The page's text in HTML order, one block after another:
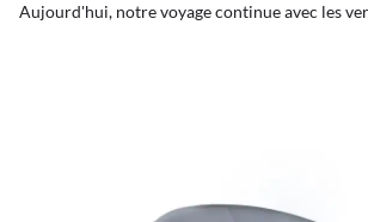
Aujourd'hui, notre voyage continue avec les